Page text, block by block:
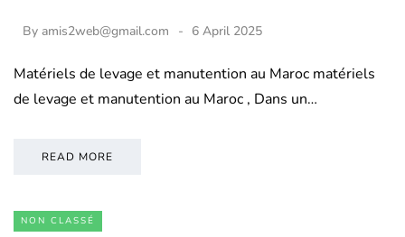
By amis2web@gmail.com 6 April 2025
Matériels de levage et manutention au Maroc matériels
de levage et manutention au Maroc , Dans un…
READ MORE
NON CLASSÉ